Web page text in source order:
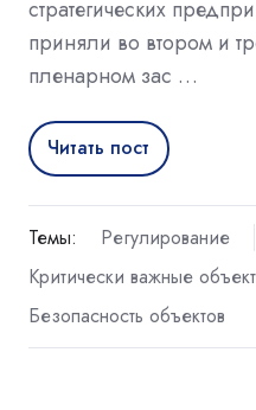
стратегических
приняли во втором и
пленарном зас …
Читать пост
Темы: Регулирование
Критически важные
Безопасность объектов